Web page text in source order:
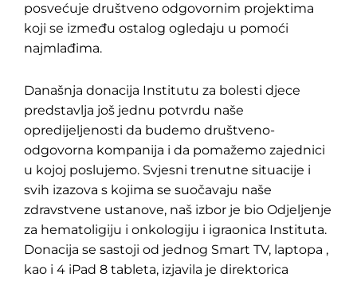
posvećuje društveno odgovornim projektima
koji se između ostalog ogledaju u pomoći
najmlađima.
Današnja donacija Institutu za bolesti djece
predstavlja još jednu potvrdu naše
opredijeljenosti da budemo društveno-
odgovorna kompanija i da pomažemo zajednici
u kojoj poslujemo. Svjesni trenutne situacije i
svih izazova s kojima se suočavaju naše
zdravstvene ustanove, naš izbor je bio Odjeljenje
za hematoligiju i onkologiju i igraonica Instituta.
Donacija se sastoji od jednog Smart TV, laptopa ,
kao i 4 iPad 8 tableta, izjavila je direktorica